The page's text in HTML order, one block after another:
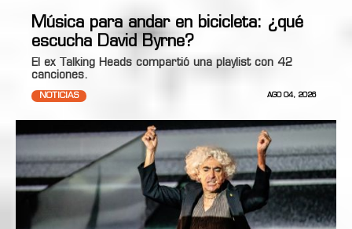
Música para andar en bicicleta: ¿qué
escucha David Byrne?
El ex Talking Heads compartió una playlist con 42
canciones.
NOTICIAS AGO 04, 2026